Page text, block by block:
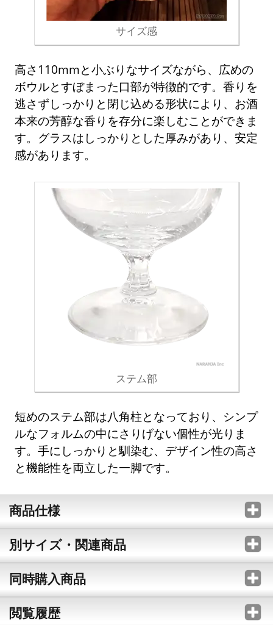
サイズ感
高さ110mmと小ぶりなサイズながら、広めの
ボウルとすぼまった口部が特徴的です。香りを
逃さずしっかりと閉じ込める形状により、お酒
本来の芳醇な香りを存分に楽しむことができま
す。グラスはしっかりとした厚みがあり、安定
感があります。
ステム部
短めのステム部は八角柱となっており、シンプ
ルなフォルムの中にさりげない個性が光りま
す。手にしっかりと馴染む、デザイン性の高さ
と機能性を両立した一脚です。
商品仕様
別サイズ・関連商品
同時購入商品
閲覧履歴